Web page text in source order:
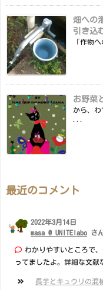
畑への
引き込
「作物
お野菜
から、わ
最近のコメント
2022年3月14日
masa @ UNITElabo さ
わかりやすいところで
ってましたよ。詳細な文
長芋とキュウリの混